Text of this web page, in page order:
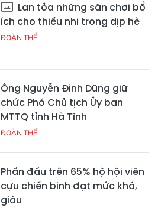
Lan tỏa những sân chơi bổ
ích cho thiếu nhi trong dịp hè
ĐOÀN THỂ
Ông Nguyễn Đình Dũng giữ
chức Phó Chủ tịch Ủy ban
MTTQ tỉnh Hà Tĩnh
ĐOÀN THỂ
Phấn đấu trên 65% hộ hội viên
cựu chiến binh đạt mức khá,
giàu